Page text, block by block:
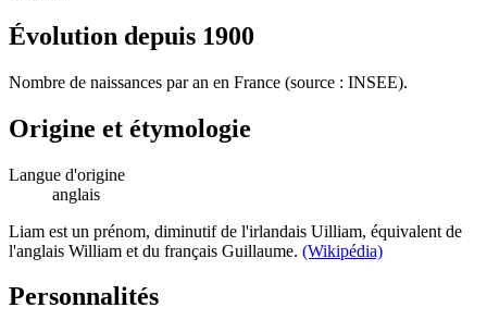
Évolution depuis 1900
Nombre de naissances par an en France (source : INSEE).
Origine et étymologie
Langue d'origine
anglais
Liam est un prénom, diminutif de l'irlandais Uilliam, équivalent de
l'anglais William et du français Guillaume. (Wikipédia)
Personnalités